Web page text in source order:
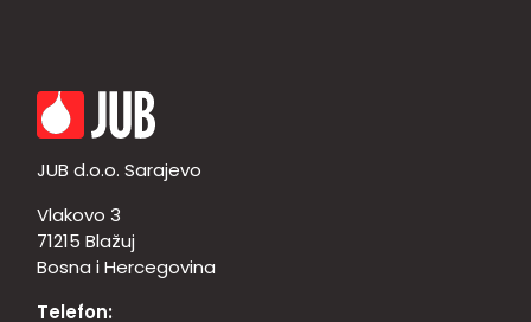
JUB d.o.o. Sarajevo
Vlakovo 3
71215 Blažuj
Bosna i Hercegovina
Telefon: